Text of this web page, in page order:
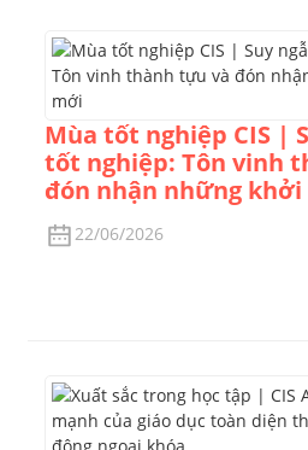
Mùa tốt nghiệp CIS |
tốt nghiệp: Tôn vinh
đón nhận những
22/06/2026